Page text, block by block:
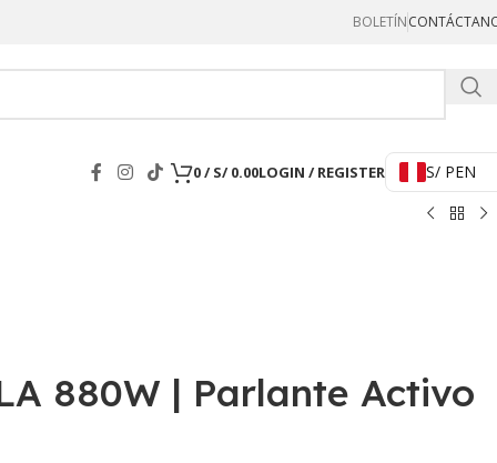
BOLETÍN
0/ S/0.00LOGIN / REGISTER S/ PEN
880W | Parlante Activo